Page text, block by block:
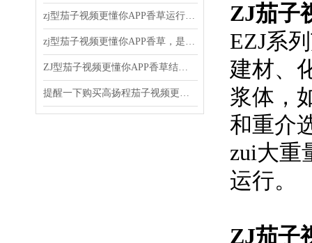
zj型茄子视频更懂你APP香草运行后随时注意观察运转情况
zj型茄子视频更懂你APP香草，是新一代节能离心式茄子视频更懂你APP香草
ZJ型茄子视频更懂你APP香草结构和水力设计合理
提醒一下购买高扬程茄子视频更懂你APP香草时还有这些注意事项
ZJ茄子
EZJ系列
建材
浆体
和重介
zui大重
运行。
ZJ茄子